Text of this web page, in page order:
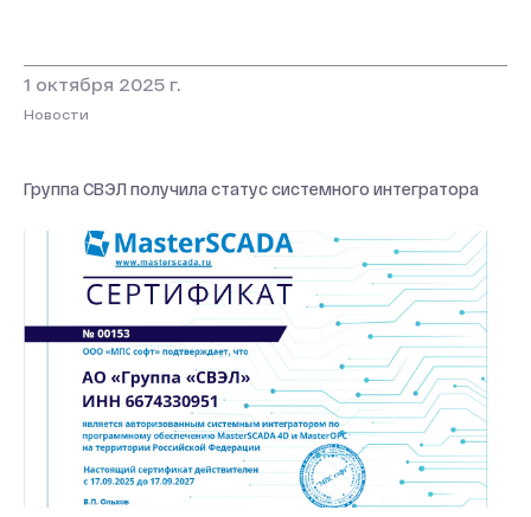
1 октября 2025 г.
Новости
Группа СВЭЛ получила статус системного интегратора